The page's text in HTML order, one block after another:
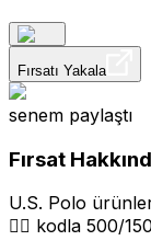
Fırsatı Yakala
senem paylaştı
Fırsat
U.S. Polo
👈🏽 kodla 500/